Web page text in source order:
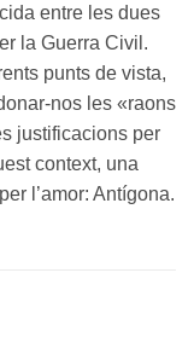
entre les dues
la Guerra Civil.
punts de vista,
nos les «raons
justificacions per
context, una
l’amor: Antígona.